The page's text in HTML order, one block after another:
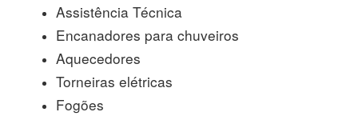
Assistência Técnica
Encanadores para chuveiros
Aquecedores
Torneiras elétricas
Fogões